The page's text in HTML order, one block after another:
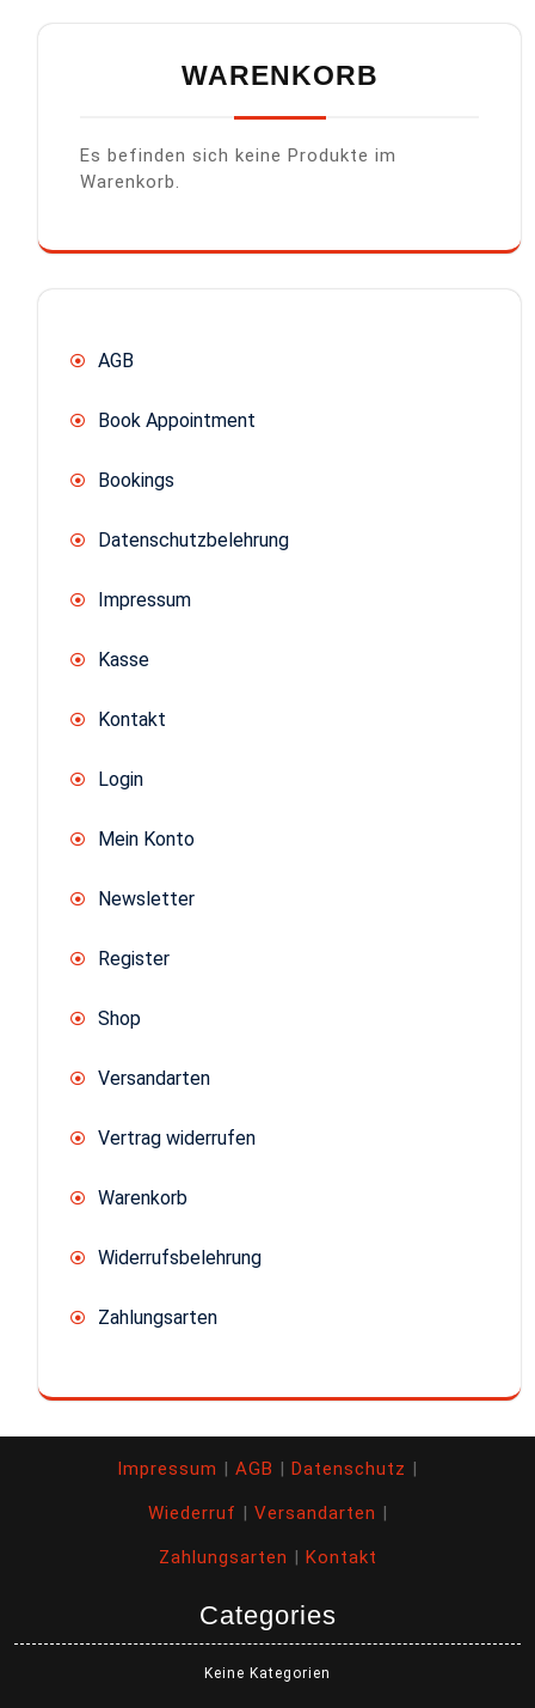
WARENKORB
Es befinden sich keine Produkte im
Warenkorb.
AGB
Book Appointment
Bookings
Datenschutzbelehrung
Impressum
Kasse
Kontakt
Login
Mein Konto
Newsletter
Register
Shop
Versandarten
Vertrag widerrufen
Warenkorb
Widerrufsbelehrung
Zahlungsarten
Impressum | AGB | Datenschutz |
Wiederruf | Versandarten |
Zahlungsarten | Kontakt
Categories
Keine Kategorien